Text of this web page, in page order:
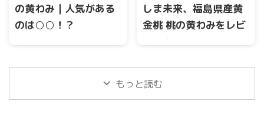
pic.twitter.com/rwrdi9IagV—
あきぴ (@a_aki4) July 15,
2021 伊達市保原町には、陶芸
クラブ、雑貨、カフェが一体
ります。 ラン ...
の黄わみ｜人気がある
のは○○！？
黄桃で作られた『桃の黄わ
み』が登場しました。 同じく
す。 ピンク色の桃と黄色の桃
しま未来、福島県産黄
金桃 桃の黄わみをレビ
『桃の黄わみ』が発売されて
いたので、飲んでみました。
もっと読む